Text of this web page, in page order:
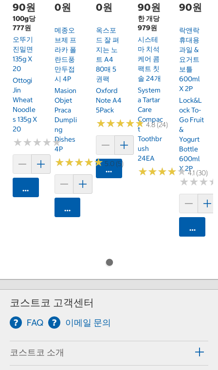
90원
100g당
777원
오뚜기
진밀면
135g X
20
Ottogi
Jin
Wheat
Noodle
S 135g X
20
★★★★★
★★★★★
카트에 담기
0원
메종오
브제 프
라카 폴
란드풍
만두접
시 4P
Masion
Objet
Praca
Dumpli
Ng
Dishes
4P
★★★★★
★★★★★5.0 (5)
카트에 담기
0원
옥스포
드 잘 펴
지는 노
트 A4
80매 5
권팩
Oxford
Note A4
5Pack
★★★★★
★★★★★4.8 (24)
카트에 담기
90원
한 개당
979원
시스테
마 치석
케어 콤
팩트 칫
솔 24개
System
A Tartar
Care
Compac
T
Toothbr
Ush
24EA
★★★★★
★★★★★4.1 (30)
90원
락앤락
휴대용
과일 &
요거트
보틀
600ml
X 2P
Lock&L
Ock To-
Go Fruit
&
Yogurt
Bottle
600ml
X 2P
★★★
★★★
카트에
코스트코 고객센터
FAQ 이메일 문의
코스트코 소개